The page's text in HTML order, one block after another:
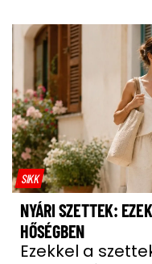
SIKK
NYÁRI SZETTEK:
HŐSÉGBEN
Ezekkel a